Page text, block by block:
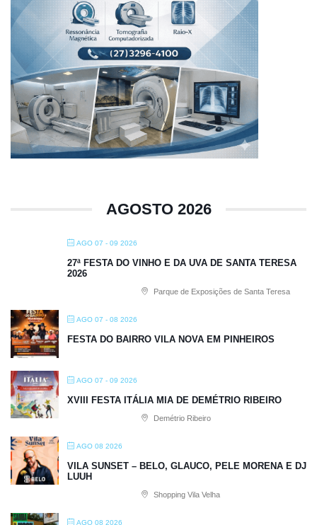
AGOSTO 2026
AGO 07 - 09 2026
27ª FESTA DO VINHO E DA UVA DE SANTA TERESA
2026
Parque de Exposições de Santa Teresa
AGO 07 - 08 2026
FESTA DO BAIRRO VILA NOVA EM PINHEIROS
AGO 07 - 09 2026
XVIII FESTA ITÁLIA MIA DE DEMÉTRIO RIBEIRO
Demétrio Ribeiro
AGO 08 2026
VILA SUNSET – BELO, GLAUCO, PELE MORENA E DJ
LUUH
Shopping Vila Velha
AGO 08 2026